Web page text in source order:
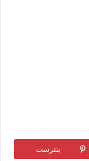
بنترست